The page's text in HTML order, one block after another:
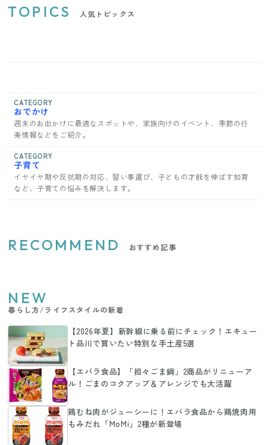
TOPICS 人気トピックス
CATEGORY
おでかけ
週末のお出かけに最適なスポットや、家族向けのイベント、季節の行
楽情報などをご紹介。
CATEGORY
子育て
イヤイヤ期や反抗期の対応、習い事選び、子どもの才能を伸ばす知育
など、子育ての悩みを解決します。
RECOMMEND おすすめ記事
NEW
暮らし方/ライフスタイルの新着
【2026年夏】新幹線に乗る前にチェック！エキュー
ト品川で買いたい特別な手土産5選
【エバラ食品】「担々ごま鍋」2商品がリニューア
ル！ごまのコクアップ＆アレンジでも大活躍
鶏むね肉がジューシーに！エバラ食品から鶏焼肉用
もみだれ「MoMi」2種が新登場